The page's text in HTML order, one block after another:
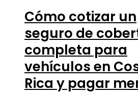
Cómo cotizar un
seguro de
completa para
vehículos en
Rica y pagar